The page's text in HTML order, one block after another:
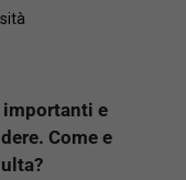
e
Come e